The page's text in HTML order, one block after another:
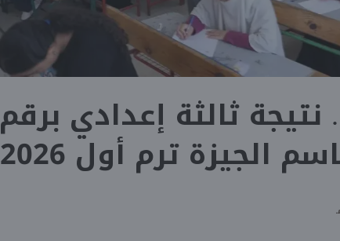
ثالثة إعدادي برقم
الجيزة ترم أول 2026